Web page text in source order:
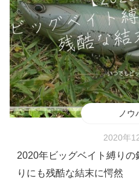
ノウ
2020年
2020年ビッグベイト縛り
りにも残酷な結末に愕然